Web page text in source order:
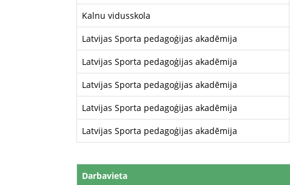
Kalnu vidusskola
Latvijas Sporta pedagoģijas akadēmija
Latvijas Sporta pedagoģijas akadēmija
Latvijas Sporta pedagoģijas akadēmija
Latvijas Sporta pedagoģijas akadēmija
Latvijas Sporta pedagoģijas akadēmija
Darbavieta